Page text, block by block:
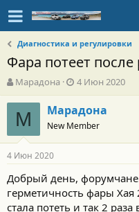
Диагностика и регулировки
Фара потеет
А
в
т
о
т
е
м
ы
Марадона
Д
а
т
а
н
а
а
л
а
4 Июн 2020
М Марадона
New Member
4 Июн 2020
Добрый день,
герметичность фары Хая
стала потеть и так 2